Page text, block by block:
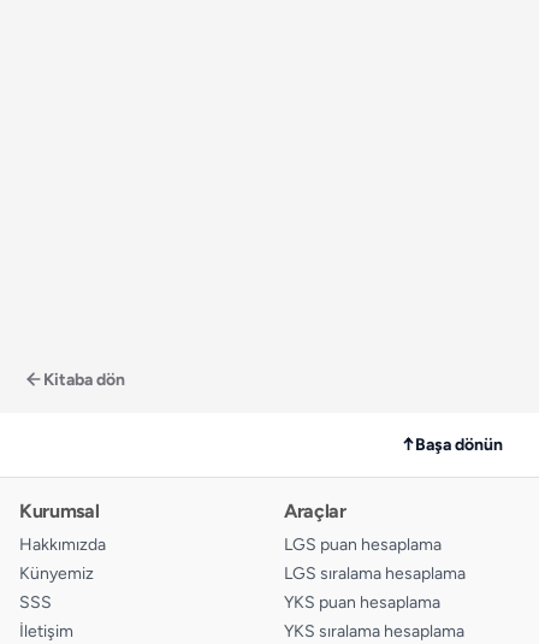
Kitaba dön
↑Başa dönün
Kurumsal
Hakkımızda
Künyemiz
SSS
İletişim
Araçlar
LGS puan hesaplama
LGS sıralama hesaplama
YKS puan hesaplama
YKS sıralama hesaplama